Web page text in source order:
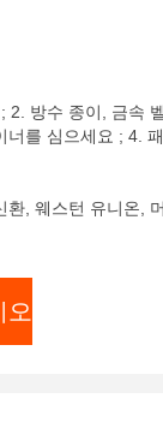
2. 방수 종이, 금속
너를 심으세요 ; 4.
, 웨스턴 유니온,
오